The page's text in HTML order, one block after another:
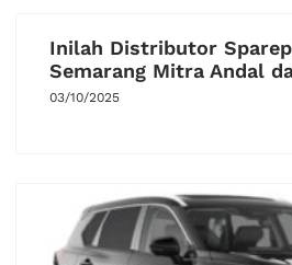
Inilah Distributor
Semarang Mitra Andal
03/10/2025